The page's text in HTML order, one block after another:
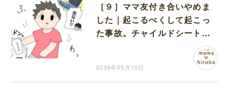
［９］ママ友付き合いやめま
した｜起こるべくして起こっ
た事故。チャイルドシートも
シートベルトもせずに骨折
2026年05月10日